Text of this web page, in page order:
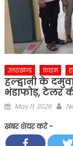
उत्तराखण्ड क्राइम
हल्द्वानी के
भंडाफोड़, टेलर
Posted
May 11, 2026
ख़बर शेयर करें -